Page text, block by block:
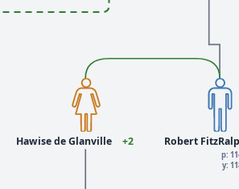
Hawise de Glanville +2 Robert
р:
у: